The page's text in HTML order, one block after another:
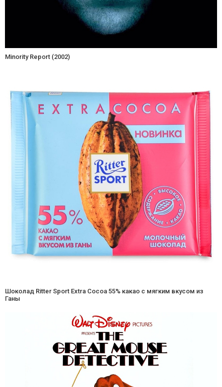
Minority Report (2002)
Шоколад Ritter Sport Extra Cocoa 55% какао с мягким вкусом из
Ганы